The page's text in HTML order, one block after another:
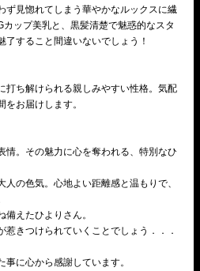
ず見惚れてしまう華やかなルックスに繊
ップ美乳と、黒髪清楚で魅惑的なスタ
すること間違いないでしょう！
打ち解けられる親しみやすい性格。気配
をお届けします。
情。その魅力に心を奪われる、特別なひ
の色気。心地よい距離感と温もりで、
備えたひよりさん。
きつけられていくことでしょう．．．
に心から感謝しています。